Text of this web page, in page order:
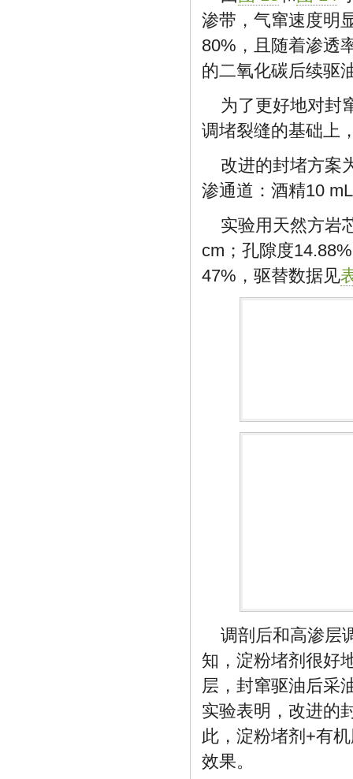
渗带，气窜速度明
80%，且随着渗透
的二氧化碳后续驱
为了更好地对封
调堵裂缝的基础上
改进的封堵方案
渗通道：酒精10
实验用天然方岩
cm；孔隙度
47%，驱替数据见
调剖后和高渗层
知，淀粉堵剂很好
层，封窜驱油后采
实验表明，改进的
此，淀粉堵剂+有
效果。